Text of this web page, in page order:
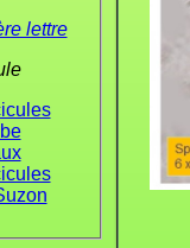
lettre